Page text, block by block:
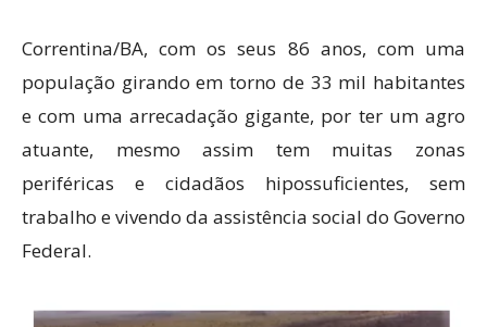
Correntina/BA, com os seus 86 anos, com uma
população girando em torno de 33 mil habitantes
e com uma arrecadação gigante, por ter um agro
atuante, mesmo assim tem muitas zonas
periféricas e cidadãos hipossuficientes, sem
trabalho e vivendo da assistência social do Governo
Federal.